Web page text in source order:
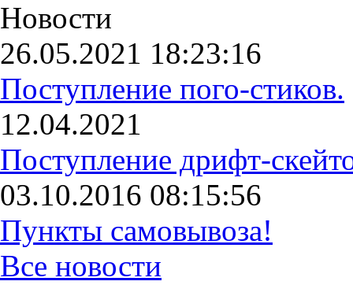
Новости
26.05.2021 18:23:16
Поступление пого-стиков.
12.04.2021
Поступление дрифт-
03.10.2016 08:15:56
Пункты самовывоза!
Все новости